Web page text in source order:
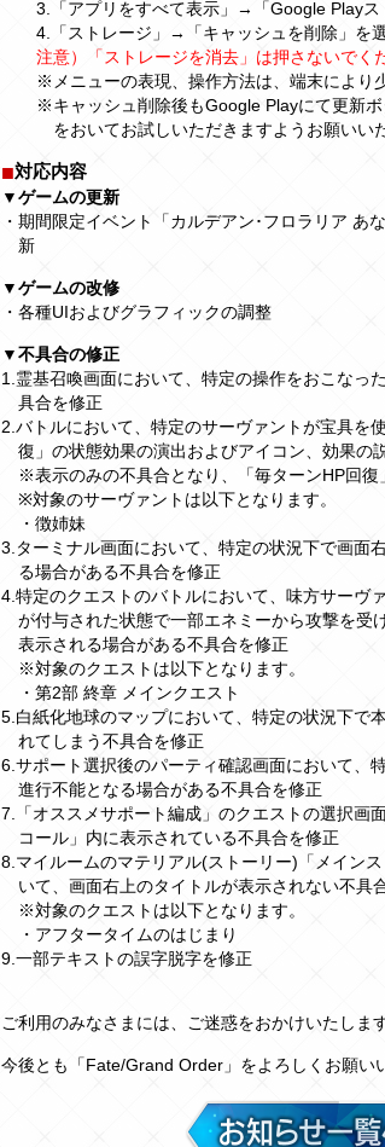
3.「アプリをすべて表示」→「Google Playス
4.「ストレージ」→「キャッシュを削除」を
注意）「ストレージを消去」は押さないでく
※メニューの表現、操作方法は、端末により
※キャッシュ削除後もGoogle Playにて更新
をおいてお試しいただきますようお願いい
対応内容
▼ゲームの更新
・期間限定イベント「カルデアン･フロラリア あ
新
▼ゲームの改修
・各種UIおよびグラフィックの調整
▼不具合の修正
1.霊基召喚画面において、特定の操作をおこなっ
具合を修正
2.バトルにおいて、特定のサーヴァントが宝具を
復」の状態効果の演出およびアイコン、効果の
※表示のみの不具合となり、「毎ターンHP回復
※対象のサーヴァントは以下となります。
・徴姉妹
3.ターミナル画面において、特定の状況下で画面
る場合がある不具合を修正
4.特定のクエストのバトルにおいて、味方サーヴ
が付与された状態で一部エネミーから攻撃を受
表示される場合がある不具合を修正
※対象のクエストは以下となります。
・第2部 終章 メインクエスト
5.白紙化地球のマップにおいて、特定の状況下で
れてしまう不具合を修正
6.サポート選択後のパーティ確認画面において、
進行不能となる場合がある不具合を修正
7.「オススメサポート編成」のクエストの選択画
コール」内に表示されている不具合を修正
8.マイルームのマテリアル(ストーリー)「メイン
いて、画面右上のタイトルが表示されない不具
※対象のクエストは以下となります。
・アフタータイムのはじまり
9.一部テキストの誤字脱字を修正
ご利用のみなさまには、ご迷惑をおかけいたしま
今後とも「Fate/Grand Order」をよろしくお願い